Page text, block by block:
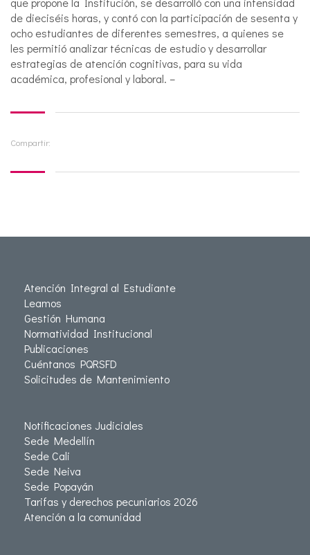
de dieciséis horas, y contó con la participación de sesenta y
ocho estudiantes de diferentes semestres, a quienes se
les permitió analizar técnicas de estudio y desarrollar
estrategias de atención cognitivas, para su vida
académica, profesional y laboral. –
Compartir:
Atención Integral al Estudiante
Leamos
Gestión Humana
Normatividad Institucional
Publicaciones
Cuéntanos PQRSFD
Solicitudes de Mantenimiento
Notificaciones Judiciales
Sede Medellín
Sede Cali
Sede Neiva
Sede Popayán
Tarifas y derechos pecuniarios 2026
Atención a la comunidad